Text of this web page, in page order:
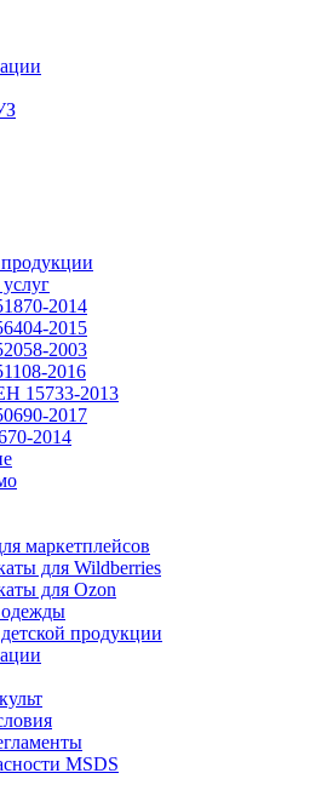
2014
2015
2003
2016
15733-2013
2017
2014
маркетплейсов
для Wildberries
для Ozon
продукции
MSDS